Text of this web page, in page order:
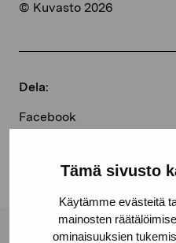
Tämä sivusto
Käytämme evästeitä
mainosten
ominaisuuksien
© Kuvasto 2026
Dela:
Facebook